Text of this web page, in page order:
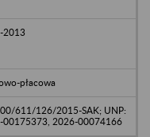
2013
płacowa
611/126/2015-SAK; UNP:
00175373, 2026-00074166